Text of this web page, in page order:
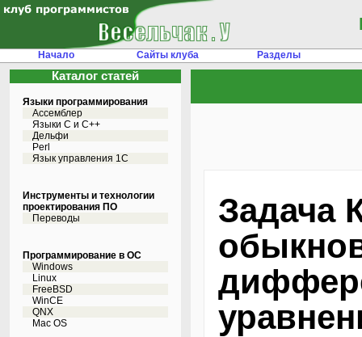
Начало Сайты клуба Разделы
Каталог статей
Языки программирования
Ассемблер
Языки С и C++
Дельфи
Perl
Язык управления 1С
Инструменты и технологии
проектирования ПО
Переводы
Программирование в ОС
Windows
Linux
FreeBSD
WinCE
QNX
Mac OS
Задача